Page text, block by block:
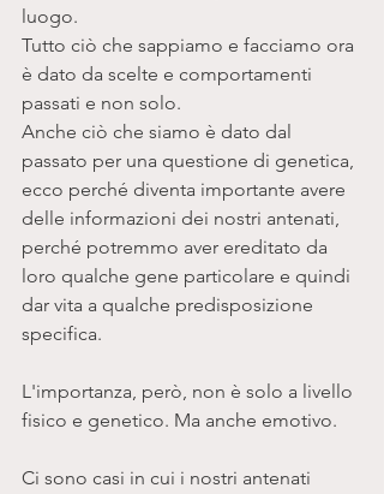
luogo.
Tutto ciò che sappiamo e facciamo ora
è dato da scelte e comportamenti
passati e non solo.
Anche ciò che siamo è dato dal
passato per una questione di genetica,
ecco perché diventa importante avere
delle informazioni dei nostri antenati,
perché potremmo aver ereditato da
loro qualche gene particolare e quindi
dar vita a qualche predisposizione
specifica.
L'importanza, però, non è solo a livello
fisico e genetico. Ma anche emotivo.
Ci sono casi in cui i nostri antenati